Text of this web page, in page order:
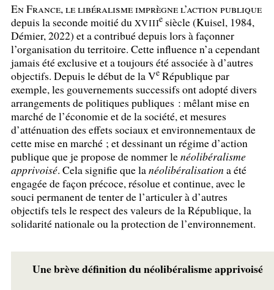
En France, le libéralisme imprègne l’action publique
depuis la seconde moitié du XVIIIe siècle (Kuisel, 1984,
Démier, 2022) et a contribué depuis lors à façonner
l’organisation du territoire. Cette influence n’a cependant
jamais été exclusive et a toujours été associée à d’autres
objectifs. Depuis le début de la VeRépublique par
exemple, les gouvernements successifs ont adopté divers
arrangements de politiques publiques : mêlant mise en
marché de l’économie et de la société, et mesures
d’atténuation des effets sociaux et environnementaux de
cette mise en marché ; et dessinant un régime d’action
publique que je propose de nommer lenéolibéralisme
apprivoisé. Cela signifie que lanéolibéralisation a été
engagée de façon précoce, résolue et continue, avec le
souci permanent de tenter de l’articuler à d’autres
objectifs tels le respect des valeurs de la République, la
solidarité nationale ou la protection de l’environnement.
Une brève définition du néolibéralisme apprivoisé